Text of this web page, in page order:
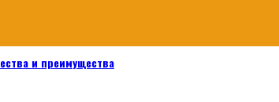
и преимущества